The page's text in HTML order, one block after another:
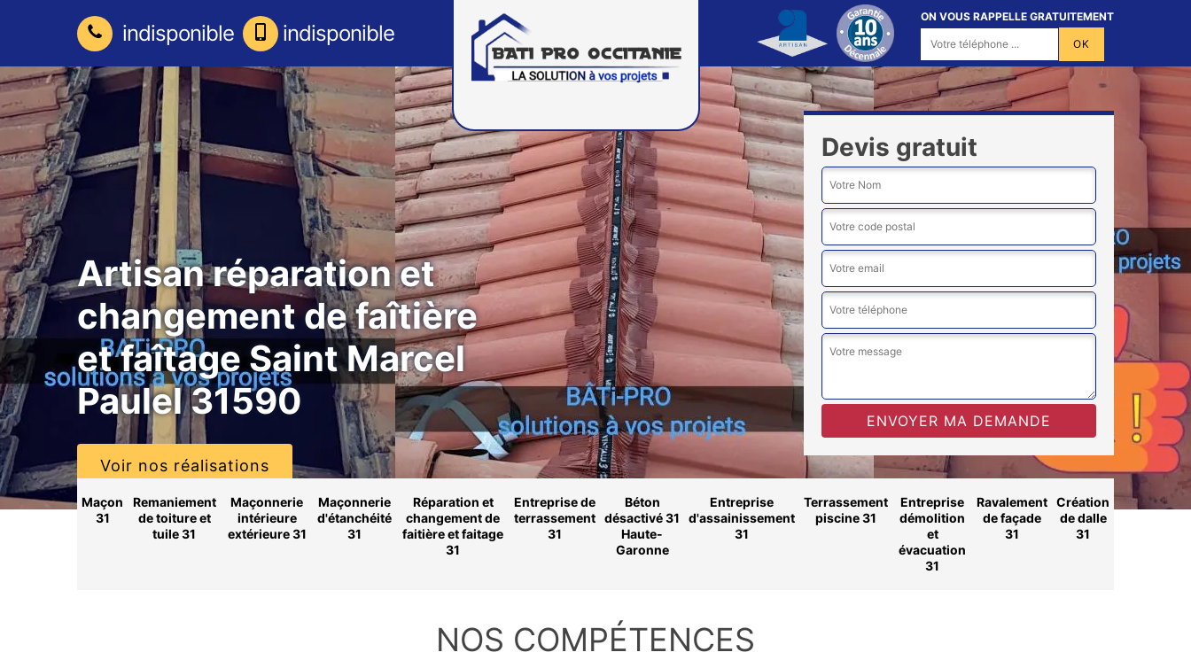
indisponible indisponible
ON VOUS RAPPELLE GRATUITEMENT
Artisan réparation et
changement de faîtière
et faîtage Saint Marcel
Paulel 31590
Voir nos réalisations
Devis gratuit
Maçon
31
Remaniement
de toiture et
tuile 31
Maçonnerie
intérieure
extérieure 31
Maçonnerie
d'étanchéité
31
Réparation et
changement de
faitière et faitage
31
Entreprise de
terrassement
31
Béton
désactivé 31
Haute-
Garonne
Entreprise
d'assainissement
31
Terrassement
piscine 31
Entreprise
démolition
et
évacuation
31
Ravalement
de façade
31
Création
de dalle
31
NOS COMPÉTENCES